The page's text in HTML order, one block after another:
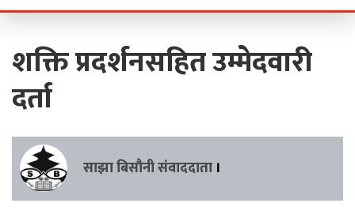
शक्ति प्रदर्शनसहित उम्मेदवारी
दर्ता
साझा बिसौनी संवाददाता ।